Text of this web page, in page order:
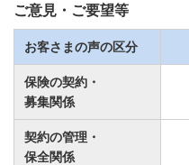
ご意見・ご要望等
お客さまの声の区分
保険の契約・
募集関係
契約の管理・
保全関係